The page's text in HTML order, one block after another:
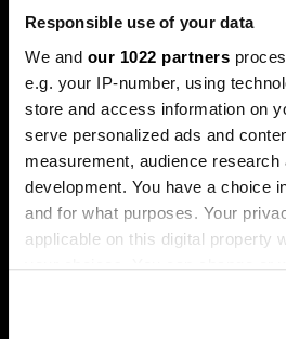
Responsible use of your data
We and our 1022 partners
e.g. your IP-number, using
store and access information on
serve personalized ads and
measurement, audience research
development. You have a choice
and for what purposes. Your
applicable on this digital property
your choices. You can change or
posto, ali troškovi
dvostruko brže
Analiza je predstavljena na
Udruženja poslodavaca
privatni sektor ostaje ključni
Od ukupno 28.634 privredna
posto čine privatne kompanije,
ukupnih prihoda i 95 posto ukupne